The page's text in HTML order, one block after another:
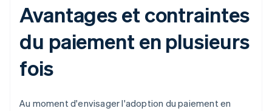
Avantages et contraintes
du paiement en plusieurs
fois
Au moment d'envisager l'adoption du paiement en